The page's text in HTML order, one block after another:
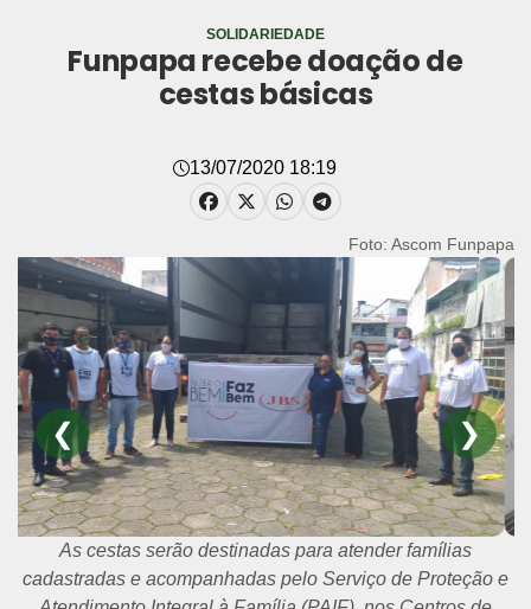
SOLIDARIEDADE
Funpapa recebe doação de
cestas básicas
13/07/2020 18:19
Foto: Ascom Funpapa
❮ ❯
As cestas serão destinadas para atender famílias
cadastradas e acompanhadas pelo Serviço de Proteção e